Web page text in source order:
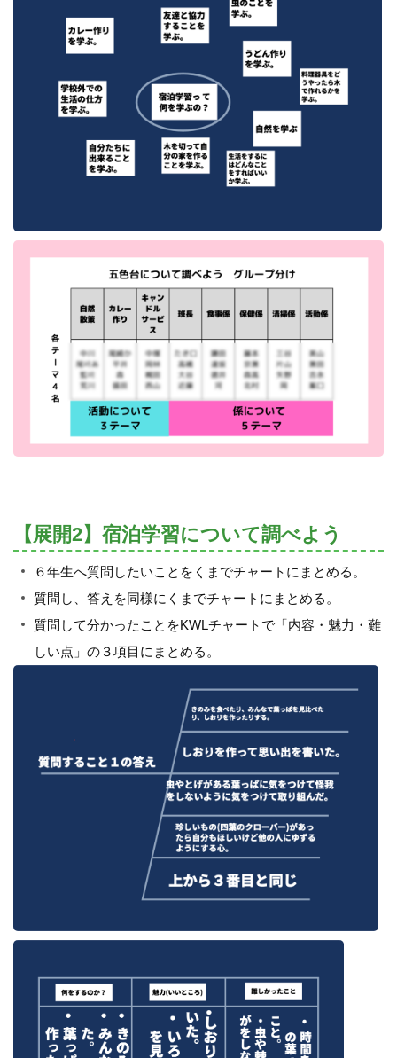
【展開2】宿泊学習について調べよう
６年生へ質問したいことをくまでチャートにまとめる。
質問し、答えを同様にくまでチャートにまとめる。
質問して分かったことをKWLチャートで「内容・魅力・難
しい点」の３項目にまとめる。